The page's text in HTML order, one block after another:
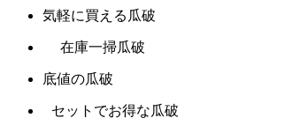
気軽に買える瓜破
在庫一掃瓜破
底値の瓜破
セットでお得な瓜破